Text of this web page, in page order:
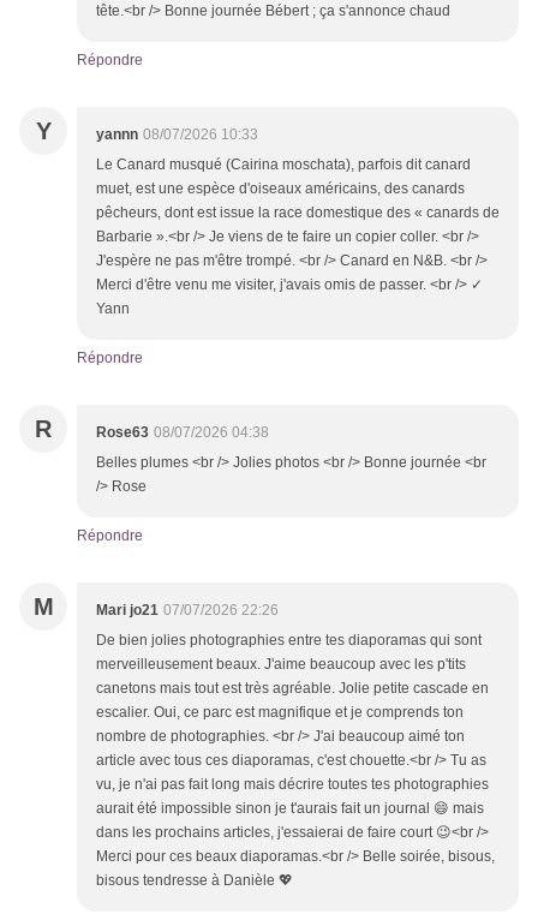
tête.<br /> Bonne journée Bébert ; ça s'annonce chaud
Répondre
Y yannn 08/07/2026 10:33
Le Canard musqué (Cairina moschata), parfois dit canard
muet, est une espèce d'oiseaux américains, des canards
pêcheurs, dont est issue la race domestique des « canards de
Barbarie ».<br /> Je viens de te faire un copier coller. <br />
J'espère ne pas m'être trompé. <br /> Canard en N&B. <br />
Merci d'être venu me visiter, j'avais omis de passer. <br /> ✓
Yann
Répondre
R Rose63 08/07/2026 04:38
Belles plumes <br /> Jolies photos <br /> Bonne journée <br
/> Rose
Répondre
M Mari jo21 07/07/2026 22:26
De bien jolies photographies entre tes diaporamas qui sont
merveilleusement beaux. J'aime beaucoup avec les p'tits
canetons mais tout est très agréable. Jolie petite cascade en
escalier. Oui, ce parc est magnifique et je comprends ton
nombre de photographies. <br /> J'ai beaucoup aimé ton
article avec tous ces diaporamas, c'est chouette.<br /> Tu as
vu, je n'ai pas fait long mais décrire toutes tes photographies
aurait été impossible sinon je t'aurais fait un journal 😄 mais
dans les prochains articles, j'essaierai de faire court 😉<br />
Merci pour ces beaux diaporamas.<br /> Belle soirée, bisous,
bisous tendresse à Danièle 💖